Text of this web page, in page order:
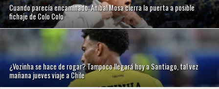
Cuando parecía encaminado: Aníbal Mosa cierra la puerta a posible
fichaje de Colo Colo
¿Vozinha se hace de rogar? Tampoco llegará hoy a Santiago, tal vez
mañana jueves viaje a Chile